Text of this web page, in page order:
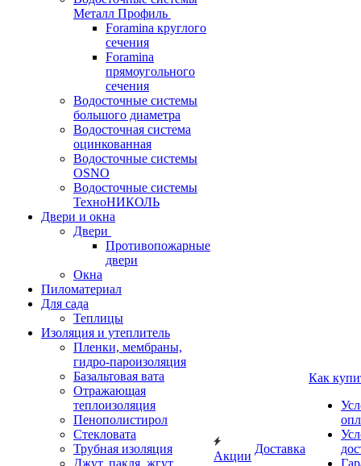
Металл Профиль
Foramina круглого
сечения
Foramina
прямоугольного
сечения
Водосточные системы
большого диаметра
Водосточная система
оцинкованная
Водосточные системы
OSNO
Водосточные системы
ТехноНИКОЛЬ
Двери и окна
Двери
Противопожарные
двери
Окна
Пиломатериал
Для сада
Теплицы
Изоляция и утеплитель
Пленки, мембраны,
гидро-пароизоляция
Базальтовая вата
Отражающая
теплоизоляция
Пенополистирол
Стекловата
Трубная изоляция
Джут, пакля, жгут
Акции
Доставка
Как